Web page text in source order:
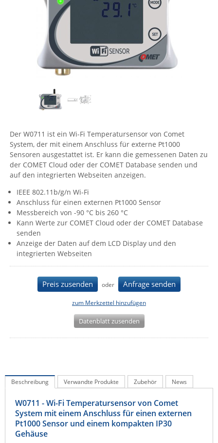
Energiemessung
Energieverteilung
IP, WLAN & GSM Sensorik
Datenlogger
IoT - Internet of Things
Remote I/O
IPC, Industrielle Netzwerktechnik & WLAN
Industrielle Netzwerktechnik / Kommunikation
Industrielle Computer
Wi-Fi - WLAN - Wireless
IT Netzwerktechnik / Kommunikation
Sonstige
Comet System
CompleTech
Contemporary Controls
Enginko - mcf88
Gefen
Gude
Guntermann & Drunck
HW group
Icron
IEC Lock
Ihse
Kramer Electronics
KVM TEC
Milesight
Panorama Antennas
PatchSee
Power Kingdom
Poynting
Der W0711 ist ein Wi-Fi Temperatursensor von Comet
System, der mit einem Anschluss für externe Pt1000
Sensoren ausgestattet ist. Er kann die gemessenen Daten zu
der COMET Cloud oder der COMET Database senden und
auf den integrierten Webseiten anzeigen.
IEEE 802.11b/g/n Wi-Fi
Anschluss für einen externen Pt1000 Sensor
Messbereich von -90 °C bis 260 °C
Kann Werte zur COMET Cloud oder der COMET Database
senden
Anzeige der Daten auf dem LCD Display und den
integrierten Webseiten
Preis zusenden oder Anfrage senden
zum Merkzettel hinzufügen
Datenblatt zusenden
Beschreibung Verwandte Produkte Zubehör News
W0711 - Wi-Fi Temperatursensor von Comet
System mit einem Anschluss für einen externen
Pt1000 Sensor und einem kompakten IP30
Gehäuse